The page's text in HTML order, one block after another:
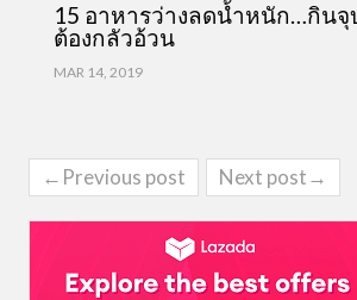
15 อาหารว่างลดน้ำหนัก…กิน
ต้องกลัวอ้วน
MAR 14, 2019
←Previous post Next post→